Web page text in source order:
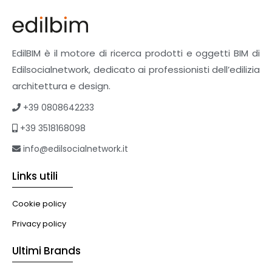
Pavimenti e rivestimenti
Pavimenti industriali
Sistemi giardini pensili
Supporti per esterni
Tetti verdi
eBook
Formazione professionale
Illuminazione
Murature
EdilBIM è il motore di ricerca prodotti e oggetti BIM di
Edilsocialnetwork, dedicato ai professionisti dell’edilizia
architettura e design.
+39 0808642233
+39 3518168098
info@edilsocialnetwork.it
Links utili
Cookie policy
Privacy policy
Ultimi Brands